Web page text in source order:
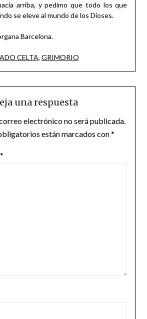
arriba, y pedimo que todo los que
se eleve al mundo de los Dioses.
Barcelona.
CELTA, GRIMORIO
una respuesta
electrónico no será publicada.
están marcados con*
*